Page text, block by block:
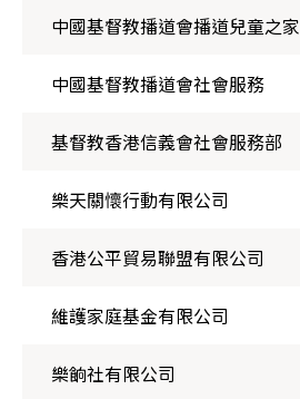
中國基督教播道會播道兒童之家
中國基督教播道會社會服務
基督教香港信義會社會服務部
樂天關懷行動有限公司
香港公平貿易聯盟有限公司
維護家庭基金有限公司
樂餉社有限公司